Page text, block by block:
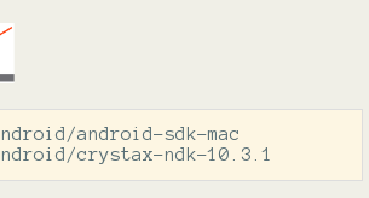
android-sdk-mac
crystax-ndk-10.3.1